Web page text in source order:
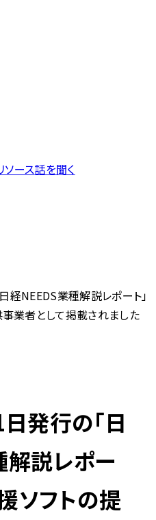
ソース話を聞く
経NEEDS業種解説レポート」
事業者として掲載されました
発行の「日
説レポー
ソフトの提